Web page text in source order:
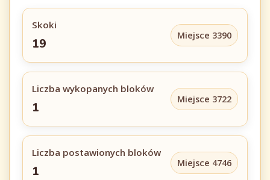
Skoki
19
Miejsce 3390
Liczba wykopanych bloków
1
Miejsce 3722
Liczba postawionych bloków
1
Miejsce 4746